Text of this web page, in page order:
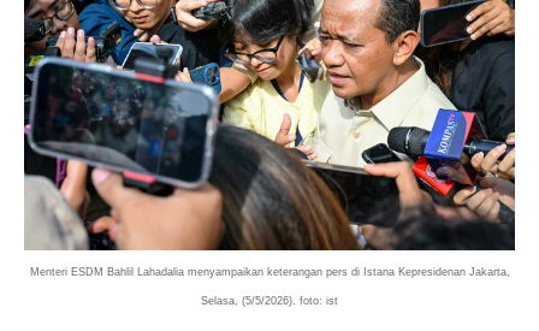
Menteri ESDM Bahlil Lahadalia menyampaikan keterangan pers di Istana Kepresidenan Jakarta,
Selasa, (5/5/2026). foto: ist